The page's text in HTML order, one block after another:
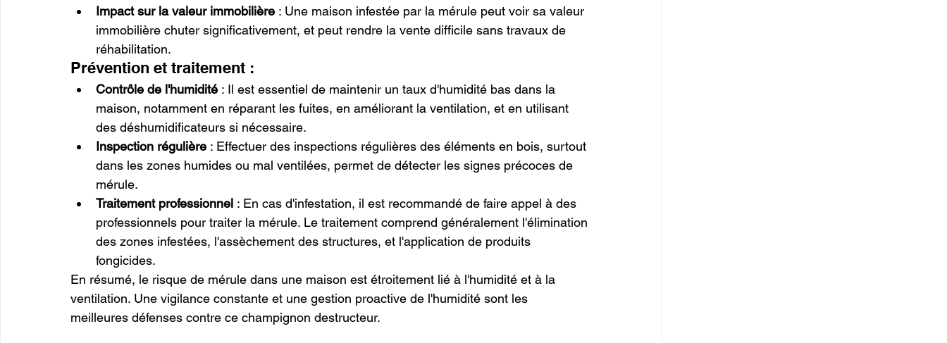
Impact sur la valeur immobilière : Une maison infestée par la mérule peut voir sa valeur
immobilière chuter significativement, et peut rendre la vente difficile sans travaux de
réhabilitation.
Prévention et traitement :
Contrôle de l'humidité : Il est essentiel de maintenir un taux d'humidité bas dans la
maison, notamment en réparant les fuites, en améliorant la ventilation, et en utilisant
des déshumidificateurs si nécessaire.
Inspection régulière : Effectuer des inspections régulières des éléments en bois, surtout
dans les zones humides ou mal ventilées, permet de détecter les signes précoces de
mérule.
Traitement professionnel : En cas d'infestation, il est recommandé de faire appel à des
professionnels pour traiter la mérule. Le traitement comprend généralement l'élimination
des zones infestées, l'assèchement des structures, et l'application de produits
fongicides.
En résumé, le risque de mérule dans une maison est étroitement lié à l'humidité et à la
ventilation. Une vigilance constante et une gestion proactive de l'humidité sont les
meilleures défenses contre ce champignon destructeur.